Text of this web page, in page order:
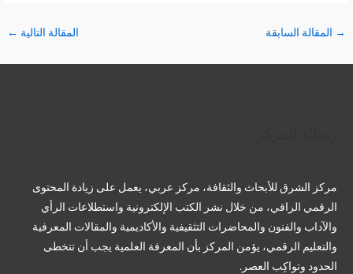
→ المقالة السابقة المقالة التالية ←
مركز الشرق للأبحاث والثقافة، مركز عربي، يعمل على زيادة المحتوى
الرقمي الراقي، من خلال نشر الكتب الإلكترونية واستطلاعات الرأي
والآداب والفنون والمحاضرات التثقيفية والأكاديمية والمقالات المعرفية
والتعليم الرقمي، يؤمن المركز بأن المعرفة العلمية يجب أن تتخطى
الحدود وتواكِب العصر.